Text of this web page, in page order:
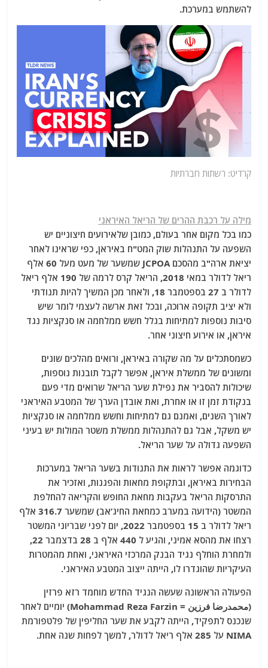
להשתמש במערכת.
קרדיט: רשתות חברתיות
מילה על רכבת ההרים של הריאל האיראני
כמו בכל מקום אחר בעולם, כמובן שלאירועים חיצוניים יש
השפעה על התנהלות שוק המט"ח באיראן, כפי שראינו לאחר
יציאת ארה"ב מהסכם JCPOA שמשער של מעט מעל 60 אלף
ריאל לדולר במאי 2018, הריאל קרס לרמה של 190 אלף ריאל
לדולר ב 27 בספטמבר 18, ולאחר מכן המשיך להיות תנודתי
ולא יציב תקופה ארוכה, ובכל זאת ארשה לעצמי לומר שיש
סיבות נוספות למתיחות בגלל חשש ממלחמה או סנקציות נגד
איראן, או אירוע חיצוני אחר.
כשמסתכלים על מה שקורה באיראן, ורואים מהלכים שונים
ומשונים של ממשלת איראן, אפשר לקבל תובנות נוספות,
שיכולות להסביר את נפילת שער הריאל שרואים מדי פעם
בנקודת זמן זו או אחרת, ואת אובדן הערך של המטבע האיראני
לאורך השנים, ואמנם גם למתיחות וחשש ממלחמה או סנקציות
יש משקל, אבל גם להתנהלות ממשלת משטר המולות יש בעיני
השפעה גדולה על שער הריאל.
כדוגמה אפשר לראות את התנודות בשער הריאל במערכות
הבחירות באיראן, ובתקופת מחאות והפגנות, ואזכיר את
התרסקות הריאל בעקבות מחאת החופש והקריאה להחלפת
המשטר (הידועה במערב כמחאת החיג’אב) שמשער 316.7 אלף
ריאל לדולר ב 15 בספטמבר 2022, יום לפני שבריוני המשטר
רצחו את מהסא אמיני, והגיע ל 440 אלף ב 28 בדצמבר 22,
ולמחרת הוחלף נגיד הבנק המרכזי האיראני, ואחת מהמטרות
העיקריות שהוגדרו לו, הייתה ייצוב המטבע האיראני.
הפעולה הראשונה שעשה הנגיד החדש מוחמד רזא פרזין
(محمدرضا فرزین = Mohammad Reza Farzin) יומיים לאחר
שנכנס לתפקיד, הייתה לקבע את שער החליפין של פלטפורמת
NIMA על 285 אלף ריאל לדולר, למשך לפחות שנה אחת.